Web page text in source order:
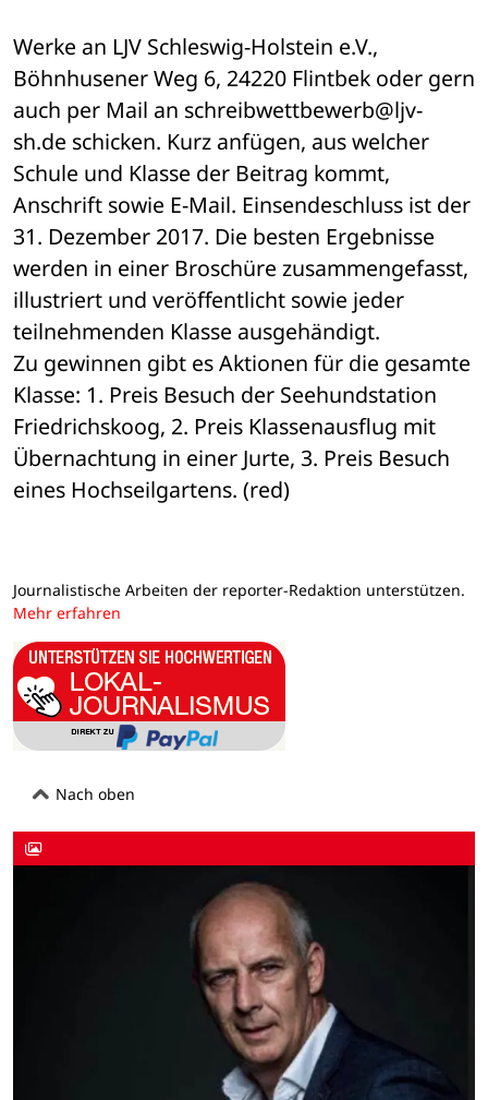
Werke an LJV Schleswig-Holstein e.V.,
Böhnhusener Weg 6, 24220 Flintbek oder gern
auch per Mail an schreibwettbewerb@ljv-
sh.de schicken. Kurz anfügen, aus welcher
Schule und Klasse der Beitrag kommt,
Anschrift sowie E-Mail. Einsendeschluss ist der
31. Dezember 2017. Die besten Ergebnisse
werden in einer Broschüre zusammengefasst,
illustriert und veröffentlicht sowie jeder
teilnehmenden Klasse ausgehändigt.
Zu gewinnen gibt es Aktionen für die gesamte
Klasse: 1. Preis Besuch der Seehundstation
Friedrichskoog, 2. Preis Klassenausflug mit
Übernachtung in einer Jurte, 3. Preis Besuch
eines Hochseilgartens. (red)
Journalistische Arbeiten der reporter-Redaktion unterstützen.
Mehr erfahren
Nach oben